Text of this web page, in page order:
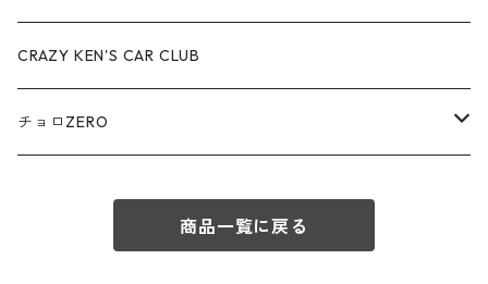
ロータス / LOTUS
三菱ふそう/ MITSUBISHI FUSO
赤箱 - 絶版（廃盤）トミカ No.110-119
TLV - No. LV-110-119
TLVN - No. LV-60-69
TLVN - No. LV-70-79
CRAZY KEN'S CAR CLUB
チョロZERO
チョロQZERO - No. Z-00-09
あぶない刑事
商品一覧に戻る